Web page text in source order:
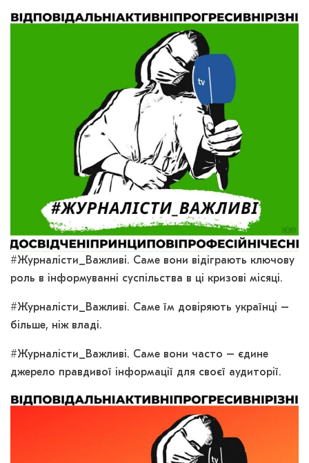
#Журналісти_Важливі. Саме вони відіграють ключову
роль в інформуванні суспільства в ці кризові місяці.
#Журналісти_Важливі. Саме їм довіряють українці –
більше, ніж владі.
#Журналісти_Важливі. Саме вони часто – єдине
джерело правдивої інформації для своєї аудиторії.